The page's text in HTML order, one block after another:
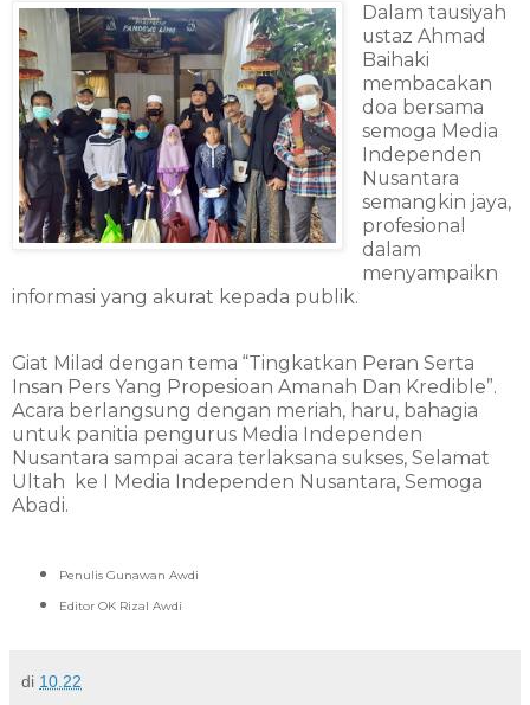
Dalam tausiyah
ustaz Ahmad
Baihaki
membacakan
doa bersama
semoga Media
Independen
Nusantara
semangkin jaya,
profesional
dalam
menyampaikn
informasi yang akurat kepada publik.
Giat Milad dengan tema “Tingkatkan Peran Serta
Insan Pers Yang Propesioan Amanah Dan Kredible”.
Acara berlangsung dengan meriah, haru, bahagia
untuk panitia pengurus Media Independen
Nusantara sampai acara terlaksana sukses, Selamat
Ultah ke I Media Independen Nusantara, Semoga
Abadi.
Penulis Gunawan Awdi
Editor OK Rizal Awdi
di 10.22